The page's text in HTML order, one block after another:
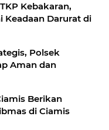
Kebakaran,
Keadaan Darurat di
Polsek
Aman dan
Berikan
di Ciamis